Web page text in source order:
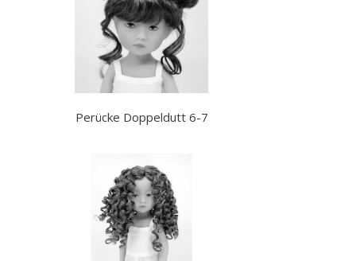
Perücke Doppeldutt 6-7